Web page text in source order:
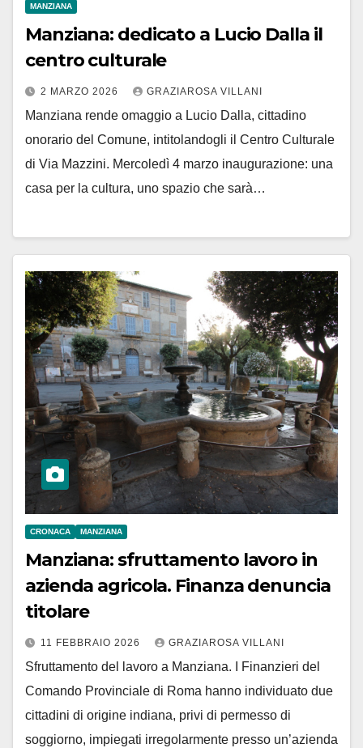
MANZIANA
Manziana: dedicato a Lucio Dalla il
centro culturale
2 MARZO 2026 GRAZIAROSA VILLANI
Manziana rende omaggio a Lucio Dalla, cittadino
onorario del Comune, intitolandogli il Centro Culturale
di Via Mazzini. Mercoledì 4 marzo inaugurazione: una
casa per la cultura, uno spazio che sarà…
CRONACA MANZIANA
Manziana: sfruttamento lavoro in
azienda agricola. Finanza denuncia
titolare
11 FEBBRAIO 2026 GRAZIAROSA VILLANI
Sfruttamento del lavoro a Manziana. I Finanzieri del
Comando Provinciale di Roma hanno individuato due
cittadini di origine indiana, privi di permesso di
soggiorno, impiegati irregolarmente presso un’azienda